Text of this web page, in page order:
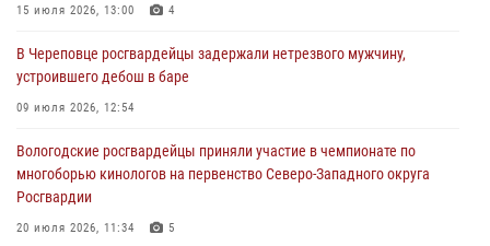
нарушителя на питбайке
31 июля 2026, 06:43
15 июля 2026, 13:00 4
В Череповце росгвардейцы задержали нетрезвого мужчину,
устроившего дебош в баре
09 июля 2026, 12:54
Вологодские росгвардейцы приняли участие в чемпионате по
многоборью кинологов на первенство Северо-Западного округа
Росгвардии
20 июля 2026, 11:34 5